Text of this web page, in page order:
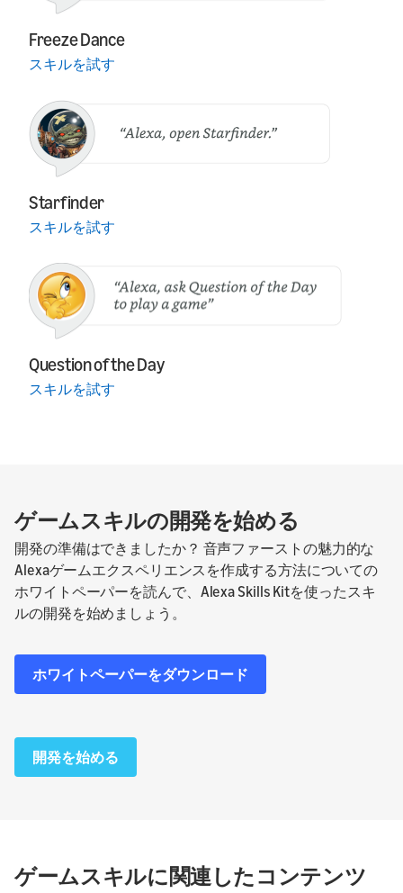
Freeze Dance
スキルを試す
Starfinder
スキルを試す
Question of the Day
スキルを試す
ゲームスキルの開発を始める
開発の準備はできましたか？ 音声ファーストの魅力的な
Alexaゲームエクスペリエンスを作成する方法についての
ホワイトペーパーを読んで、Alexa Skills Kitを使ったスキ
ルの開発を始めましょう。
ホワイトペーパーをダウンロード
開発を始める
ゲームスキルに関連したコンテンツ